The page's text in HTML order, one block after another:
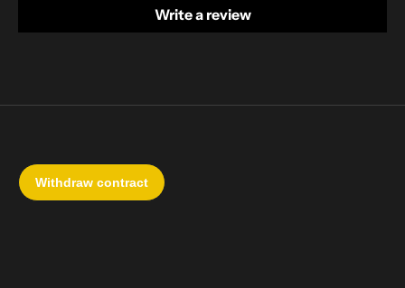
Write a review